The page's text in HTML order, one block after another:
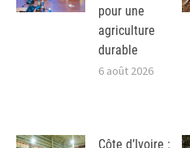
pour une
agriculture
durable
6 août 2026
Côte d’Ivoire :